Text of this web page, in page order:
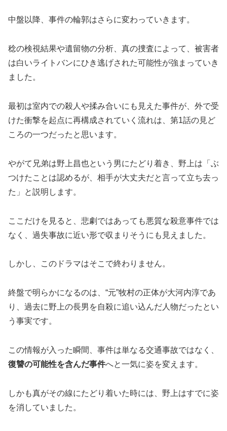
中盤以降、事件の輪郭はさらに変わっていきます。
稔の検視結果や遺留物の分析、真の捜査によって、被害者
は白いライトバンにひき逃げされた可能性が強まっていき
ました。
最初は室内での殺人や揉み合いにも見えた事件が、外で受
けた衝撃を起点に再構成されていく流れは、第1話の見ど
ころの一つだったと思います。
やがて兄弟は野上昌也という男にたどり着き、野上は「ぶ
つけたことは認めるが、相手が大丈夫だと言って立ち去っ
た」と説明します。
ここだけを見ると、悲劇ではあっても悪質な殺意事件では
なく、過失事故に近い形で収まりそうにも見えました。
しかし、このドラマはそこで終わりません。
終盤で明らかになるのは、“元”牧村の正体が大河内淳であ
り、過去に野上の長男を自殺に追い込んだ人物だったとい
う事実です。
この情報が入った瞬間、事件は単なる交通事故ではなく、
復讐の可能性を含んだ事件へと一気に姿を変えます。
しかも真がその線にたどり着いた時には、野上はすでに姿
を消していました。